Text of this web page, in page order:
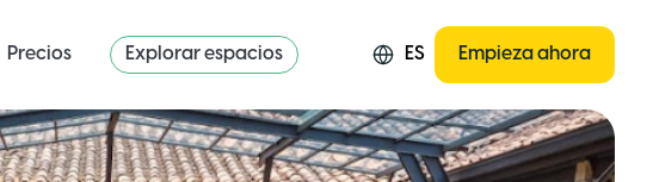
Precios Explorar espacios ES Empieza ahora